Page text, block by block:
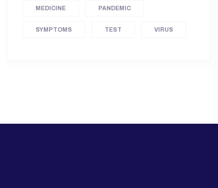
MEDICINE PANDEMIC
SYMPTOMS TEST VIRUS